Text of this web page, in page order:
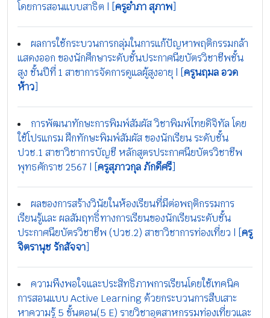
โดยการสอนแบบสาธิต | [ ครูอำภา สุภาพ
ผลการใช้กระบวนการกลุ่มในการแก้ปัญหาพฤติกรรมกล้า
แสดงออก ของนักศึกษาระดับชั้นประกาศนียบัตรวิชาชีพชั้น
สูง ชั้นปีที่ 1 สาขาการจัดการดูแลผู้สูงอายุ | [ ครูนฤมล อวด
ห้าว
การพัฒนาทักษะการพิมพ์สัมผัส วิชาพิมพ์ไทยดิจิทัล โดย
ใช้โปรแกรม ฝึกทักษะพิมพ์สัมผัส ของนักเรียน ระดับชั้น
ปวช.1 สาขาวิชาการบัญชี หลักสูตรประกาศนียบัตรวิชาชีพ
พุทธศักราช 2567 | [ ครูสุภาวกุล ภักดีศรี
ผลของการสร้างวินัยในห้องเรียนที่มีต่อพฤติกรรมการ
เรียนรู้และ ผลสัมฤทธิ์ทางการเรียนของนักเรียนระดับชั้น
ประกาศนียบัตรวิชาชีพ (ปวช.2) สาขาวิชาการท่องเที่ยว | [ ครู
จิตรานุช รักสัจจา
ความพึงพอใจและประสิทธิภาพการเรียนโดยใช้เทคนิค
การสอนแบบ Active Learning ด้วยกระบวนการสืบเสาะ
หาความรู้ 5 ขั้นตอน(5 E) รายวิชาอุตสาหกรรมท่องเที่ยวและ